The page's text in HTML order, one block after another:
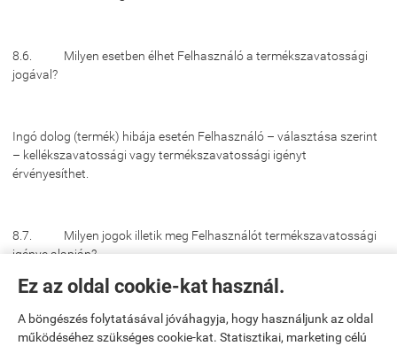
Ez az oldal cookie-kat használ.
A böngészés folytatásával jóváhagyja, hogy használjunk az oldal
működéséhez szükséges cookie-kat. Statisztikai, marketing célú
8.6. Milyen esetben élhet Felhasználó a termékszavatossági
jogával?
Ingó dolog (termék) hibája esetén Felhasználó – választása szerint
– kellékszavatossági vagy termékszavatossági igényt
érvényesíthet.
8.7. Milyen jogok illetik meg Felhasználót termékszavatossági
igénye alapján?
Termékszavatossági igényként Felhasználó kizárólag a hibás
termék kijavítását vagy kicserélését kérheti.